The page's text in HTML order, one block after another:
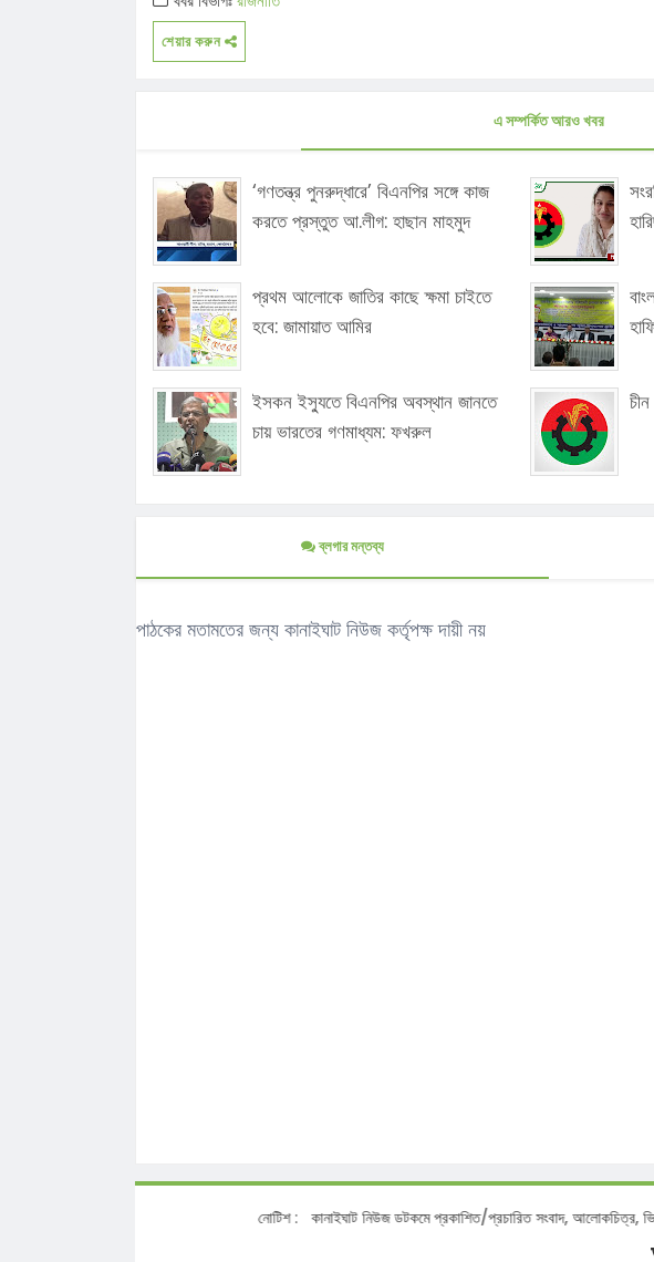
শেয়ার করুন
এ সম্পর্কিত আরও খবর
‘গণতন্ত্র পুনরুদ্ধারে’ বিএনপির সঙ্গে কাজ
করতে প্রস্তুত আ.লীগ: হাছান মাহমুদ
প্রথম আলোকে জাতির কাছে ক্ষমা চাইতে
হবে: জামায়াত আমির
ইসকন ইস্যুতে বিএনপির অবস্থান জানতে
চায় ভারতের গণমাধ্যম: ফখরুল
ব্লগার মন্তব্য
পাঠকের মতামতের জন্য কানাইঘাট নিউজ কর্তৃপক্ষ দায়ী নয়
নোটিশ :কানাইঘাট নিউজ ডটকমে প্রকাশিত/প্রচারিত সংবাদ, আলোকচিত্র,